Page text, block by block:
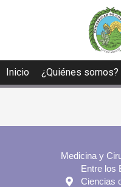
Inicio ¿Quiénes somos?
Medicina y
Entre los
Ciencias